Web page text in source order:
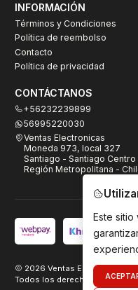
INFORMACIÓN
Términos y Condiciones
Política de reembolso
Contacto
Política de privacidad
CONTÁCTANOS
+56232239899
56995220030
Ventas Electronicas
Moneda 973, local 327
Santiago - Santiago Centro
Región Metropolitana -
2026 Ventas Electrónicas.
Todos los derechos
Este